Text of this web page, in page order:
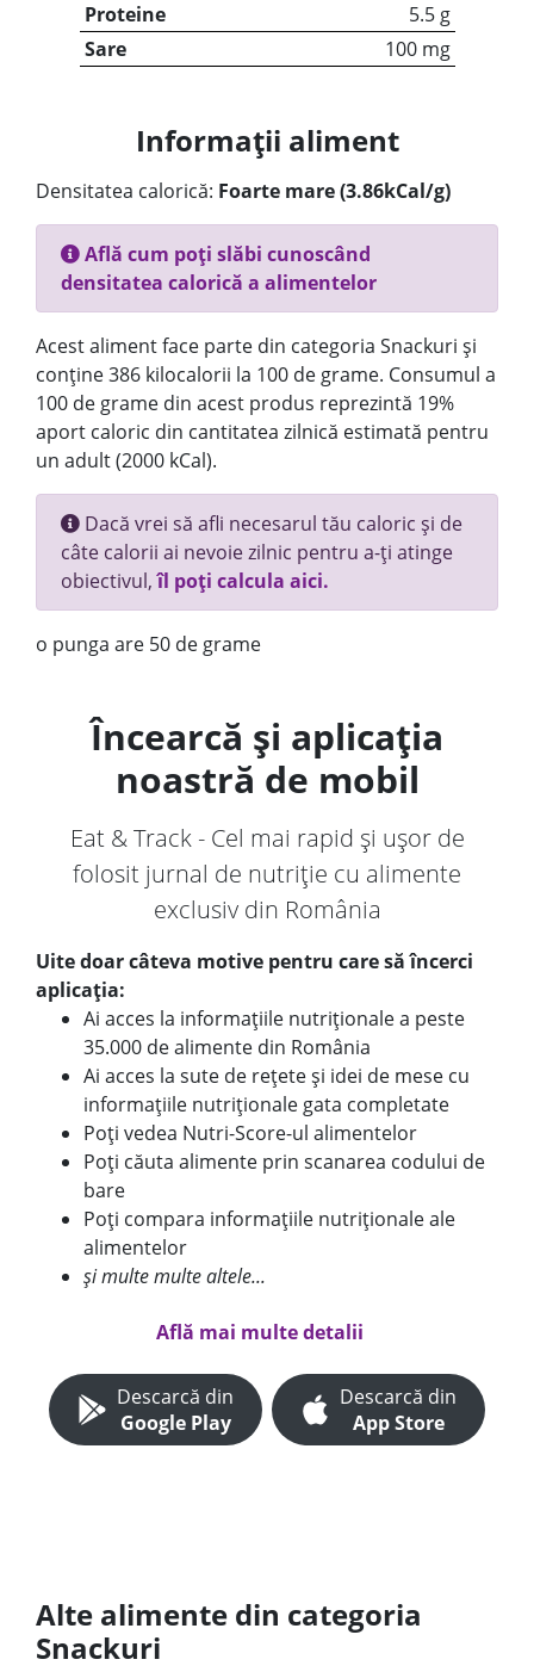
Proteine
5.5 g
Sare
100 mg
Informații aliment
Densitatea calorică: Foarte mare (3.86kCal/g)
Află cum poți slăbi cunoscând
densitatea calorică a alimentelor
Acest aliment face parte din categoria Snackuri și
conține 386 kilocalorii la 100 de grame. Consumul a
100 de grame din acest produs reprezintă 19%
aport caloric din cantitatea zilnică estimată pentru
un adult (2000 kCal).
Dacă vrei să afli necesarul tău caloric și de
câte calorii ai nevoie zilnic pentru a-ți atinge
obiectivul,îl poți calcula aici.
o punga are 50 de grame
Încearcă și aplicația
noastră de mobil
Eat & Track - Cel mai rapid și ușor de
folosit jurnal de nutriție cu alimente
exclusiv din România
Uite doar câteva motive pentru care să încerci
aplicația:
Ai acces la informațiile nutriționale a peste
35.000 de alimente din România
Ai acces la sute de rețete și idei de mese cu
informațiile nutriționale gata completate
Poți vedea Nutri-Score-ul alimentelor
Poți căuta alimente prin scanarea codului de
bare
Poți compara informațiile nutriționale ale
alimentelor
și multe multe altele...
Află mai multe detalii
Descarcă din
Google Play
Descarcă din
App Store
Alte alimente din categoria
Snackuri